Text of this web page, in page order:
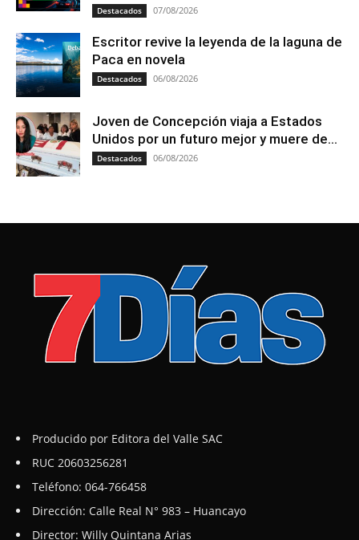
Destacados 07/08/2026
Escritor revive la leyenda de la laguna de
Paca en novela
Destacados 06/08/2026
Joven de Concepción viaja a Estados
Unidos por un futuro mejor y muere de...
Destacados 06/08/2026
Producido por Editora del Valle SAC
RUC 20603256281
Teléfono: 064-766458
Dirección: Calle Real N° 983 – Huancayo
Director: Willy Quintana Arias